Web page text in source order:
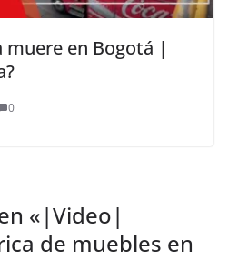
en Bogotá |
0
«|Video|
de muebles en